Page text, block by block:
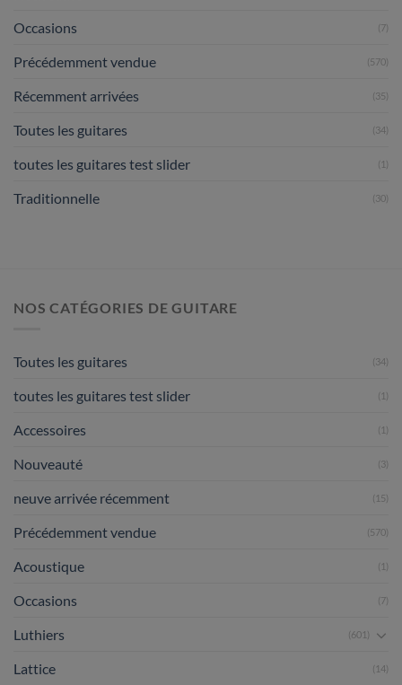
Occasions (7)
Précédemment vendue (570)
Récemment arrivées (35)
Toutes les guitares (34)
toutes les guitares test slider (1)
Traditionnelle (30)
NOS CATÉGORIES DE GUITARE
Toutes les guitares (34)
toutes les guitares test slider (1)
Accessoires (1)
Nouveauté (3)
neuve arrivée récemment (15)
Précédemment vendue (570)
Acoustique (1)
Occasions (7)
Luthiers (601)
Lattice (14)